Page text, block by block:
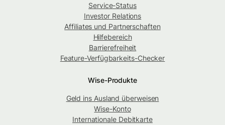
Service-Status
Investor Relations
Affiliates und Partnerschaften
Hilfebereich
Barrierefreiheit
Feature-Verfügbarkeits-Checker
Wise-Produkte
Geld ins Ausland überweisen
Wise-Konto
Internationale Debitkarte